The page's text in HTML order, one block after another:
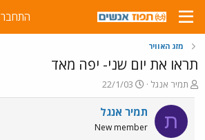
התחבר
מזג האוויר
תראו את יום שני- יפה מאד
פ
ו
ת
ח
ה
תמיר אנגל
פ
ו
ר
ם
22/1/03
ת תמיר אנגל
New member